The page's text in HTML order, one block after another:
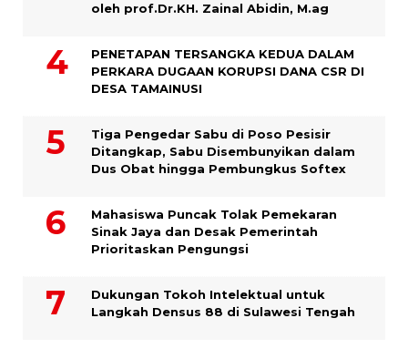
oleh prof.Dr.KH. Zainal Abidin, M.ag
PENETAPAN TERSANGKA KEDUA DALAM
PERKARA DUGAAN KORUPSI DANA CSR DI
DESA TAMAINUSI
Tiga Pengedar Sabu di Poso Pesisir
Ditangkap, Sabu Disembunyikan dalam
Dus Obat hingga Pembungkus Softex
Mahasiswa Puncak Tolak Pemekaran
Sinak Jaya dan Desak Pemerintah
Prioritaskan Pengungsi
Dukungan Tokoh Intelektual untuk
Langkah Densus 88 di Sulawesi Tengah